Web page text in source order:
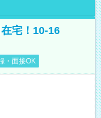
宅！10-16
・面接OK